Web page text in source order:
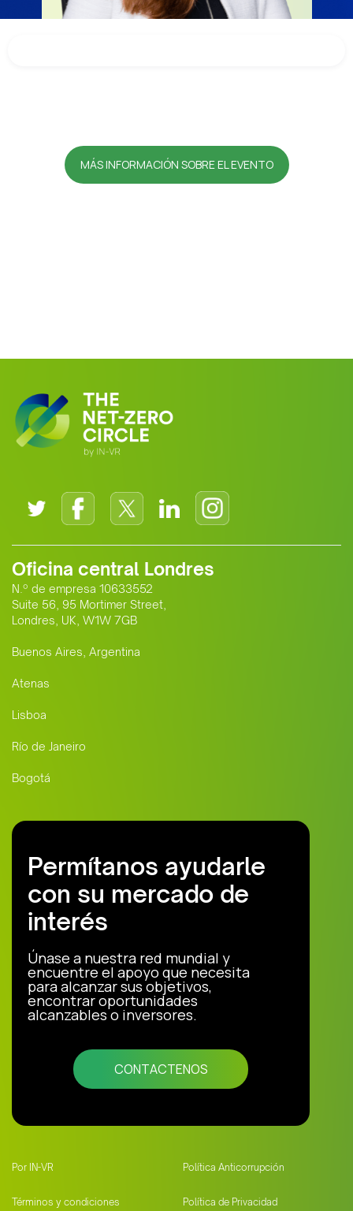
MÁS INFORMACIÓN SOBRE EL EVENTO
Oficina central Londres
N.º de empresa 10633552
Suite 56, 95 Mortimer Street,
Londres, UK, W1W 7GB
Buenos Aires, Argentina
Atenas
Lisboa
Río de Janeiro
Bogotá
Permítanos ayudarle
con su mercado de
interés
Únase a nuestra red mundial y
encuentre el apoyo que necesita
para alcanzar sus objetivos,
encontrar oportunidades
alcanzables o inversores.
CONTACTENOS
Por IN-VR Política Anticorrupción
Términos y condiciones Política de Privacidad